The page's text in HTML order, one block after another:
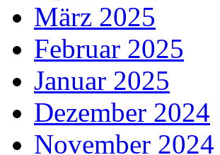
März 2025
Februar 2025
Januar 2025
Dezember 2024
November 2024